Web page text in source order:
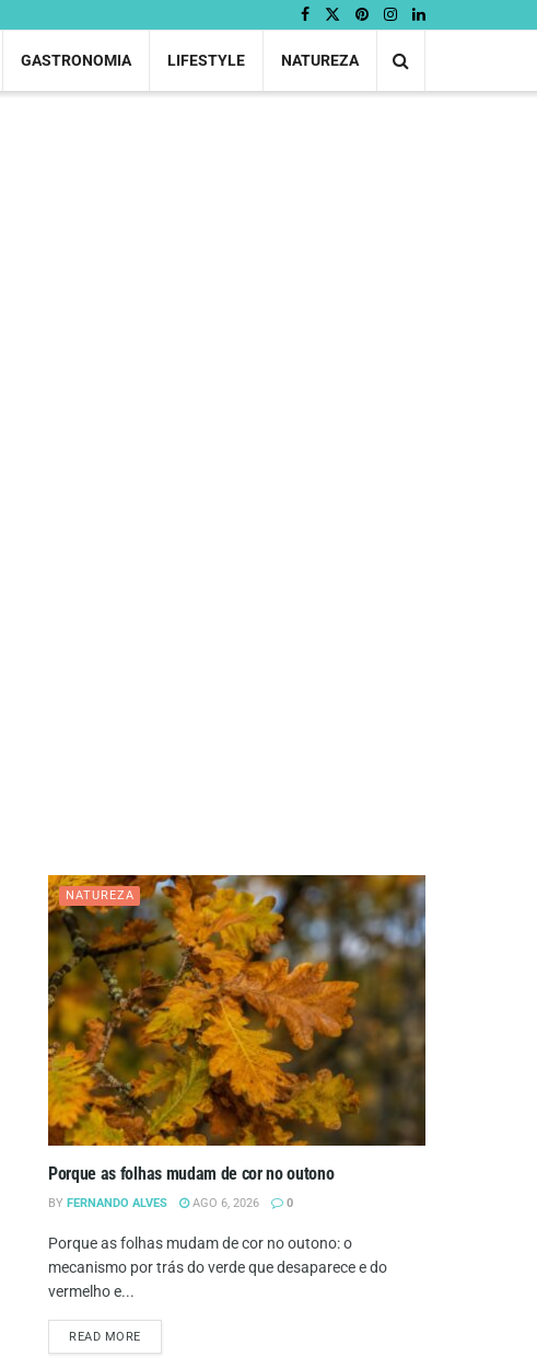
GASTRONOMIA LIFESTYLE NATUREZA
NATUREZA
Porque as folhas mudam de cor no outono
BY FERNANDO ALVES AGO 6, 2026 0
Porque as folhas mudam de cor no outono: o
mecanismo por trás do verde que desaparece e do
vermelho e...
READ MOREDETAILS